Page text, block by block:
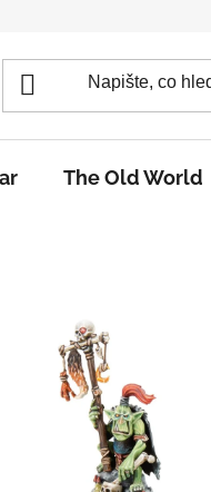
The Old World